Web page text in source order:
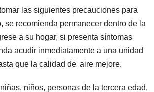
las siguientes precauciones para
se recomienda permanecer dentro de la
a su hogar, si presenta síntomas
acudir inmediatamente a una unidad
que la calidad del aire mejore.
niños, personas de la tercera edad,